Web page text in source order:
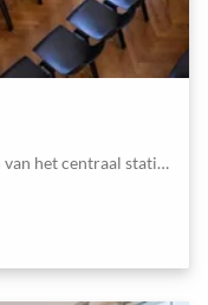
Loft voor workshops & events op 3 min van het centraal station van Bern